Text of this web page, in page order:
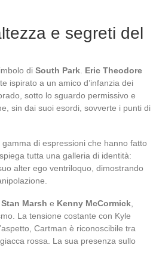
e segreti del
di South Park Eric Theodore
ispirato a un amico d’infanzia dei
sotto lo sguardo permissivo e
sin dai suoi esordi, sovverte i punti di
di espressioni che hanno fatto
tutta una galleria di identità:
alter ego ventriloquo, dimostrando
Stan Marsh e Kenny McCormick
La tensione costante con Kyle
Cartman è riconoscibile tra
rossa. La sua presenza sullo